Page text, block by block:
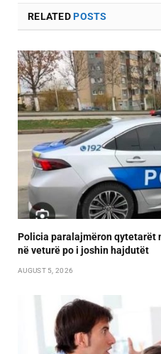
RELATEDPOSTS
Policia paralajmëron qytetarët
në veturë po i joshin hajdutët
AUGUST 5, 2026